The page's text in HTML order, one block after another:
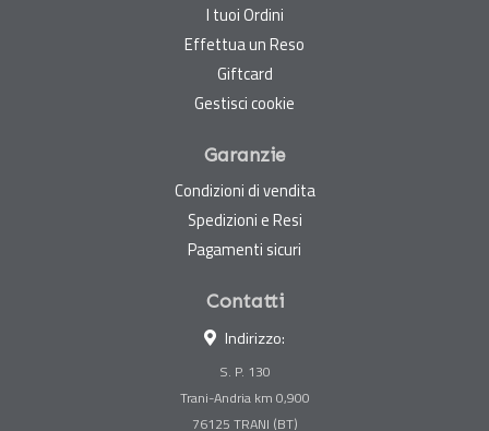
I tuoi Ordini
Effettua un Reso
Giftcard
Gestisci cookie
Garanzie
Condizioni di vendita
Spedizioni e Resi
Pagamenti sicuri
Contatti
Indirizzo:
S. P. 130
Trani-Andria km 0,900